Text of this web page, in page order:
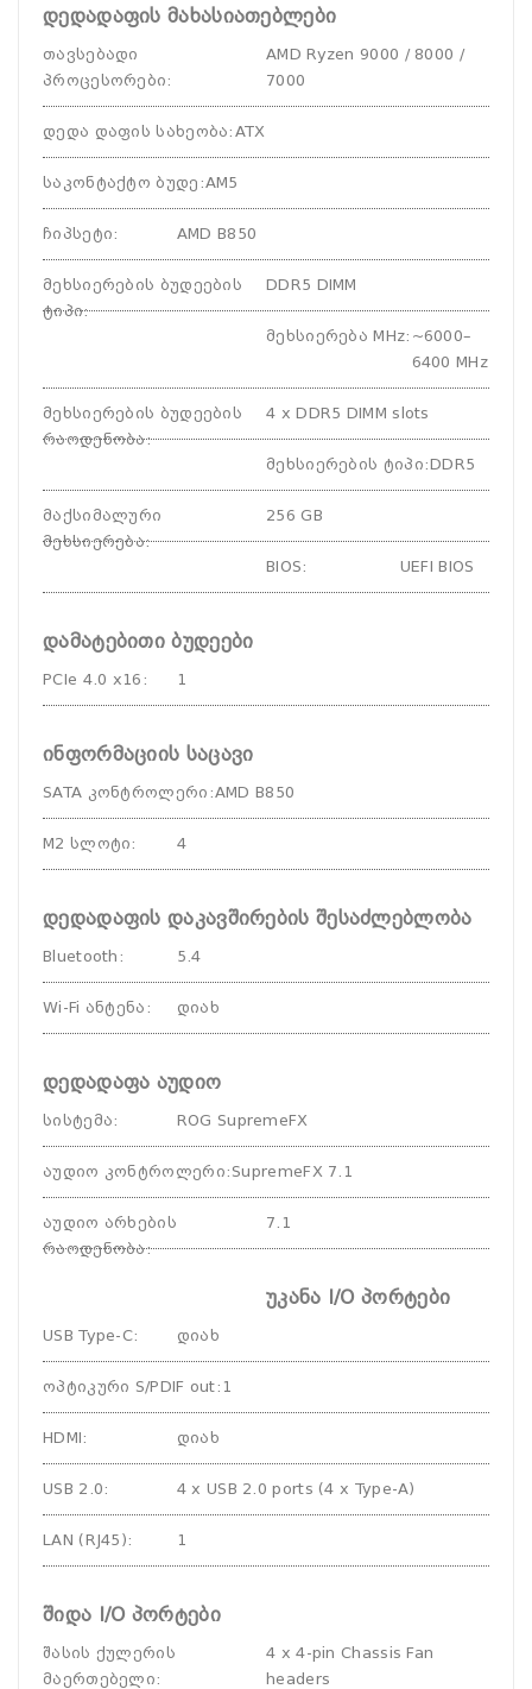
დედადაფის მახასიათებლები
თავსებადი
პროცესორები:
AMD Ryzen 9000 / 8000 /
7000
დედა დაფის სახეობა: ATX
საკონტაქტო ბუდე :AM5
ჩიპსეტი: AMD B850
მეხსიერების ბუდეების
ტიპი:
DDR5 DIMM
მეხსიერება MHz: ~6000–
6400 MHz
მეხსიერების ბუდეების
რაოდენობა:
4 x DDR5 DIMM slots
მეხსიერების ტიპი:DDR5
მაქსიმალური
მეხსიერება:
256 GB
BIOS: UEFI BIOS
დამატებითი ბუდეები
PCIe 4.0 x16 : 1
ინფორმაციის საცავი
SATA კონტროლერი :AMD B850
M2 სლოტი: 4
დედადაფის დაკავშირების შესაძლებლობა
Bluetooth : 5.4
Wi-Fi ანტენა : დიახ
დედადაფა აუდიო
სისტემა: ROG SupremeFX
აუდიო კონტროლერი: SupremeFX 7.1
აუდიო არხების
რაოდენობა:
7.1
უკანა I/O პორტები
USB Type-C: დიახ
ოპტიკური S/PDIF out: 1
HDMI: დიახ
USB 2.0: 4 x USB 2.0 ports (4 x Type-A)
LAN (RJ45): 1
შიდა I/O პორტები
შასის ქულერის
მაერთებელი:
4 x 4-pin Chassis Fan
headers